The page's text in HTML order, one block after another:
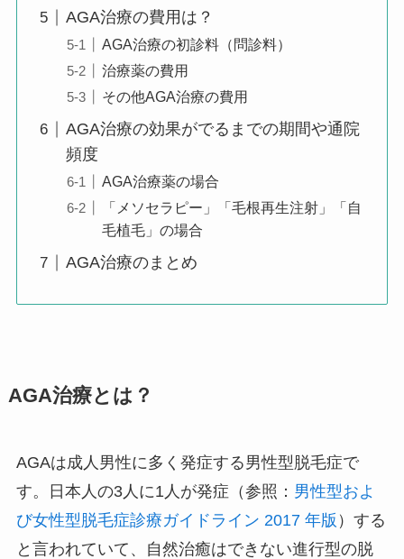
AGA治療の費用は？
AGA治療の初診料（問診料）
治療薬の費用
その他AGA治療の費用
AGA治療の効果がでるまでの期間や通院
頻度
AGA治療薬の場合
「メソセラピー」「毛根再生注射」「自
毛植毛」の場合
AGA治療のまとめ
AGA治療とは？
AGAは成人男性に多く発症する男性型脱毛症で
す。日本人の3人に1人が発症（参照： 男性型およ
び女性型脱毛症診療ガイドライン 2017 年版 ）する
と言われていて、自然治癒はできない進行型の脱